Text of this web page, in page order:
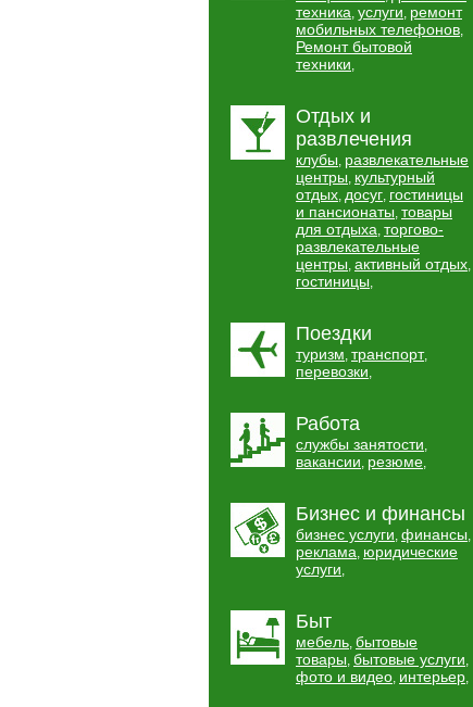
техника, услуги, ремонт
мобильных телефонов,
Ремонт бытовой
техники,
Отдых и
развлечения
клубы, развлекательные
центры, культурный
отдых, досуг, гостиницы
и пансионаты, товары
для отдыха, торгово-
развлекательные
центры, активный отдых,
гостиницы,
Поездки
туризм, транспорт,
перевозки,
Работа
службы занятости,
вакансии, резюме,
Бизнес и финансы
бизнес услуги, финансы,
реклама, юридические
услуги,
Быт
мебель, бытовые
товары, бытовые услуги,
фото и видео, интерьер,